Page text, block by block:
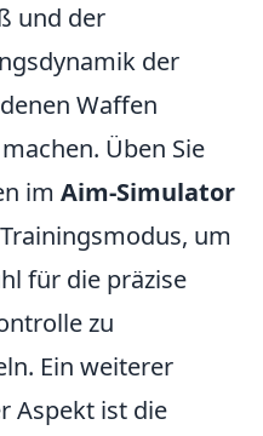
und der
der
Waffen
Üben Sie
im Aim-Simulator
um
für die präzise
zu
Ein weiterer
Aspekt ist die